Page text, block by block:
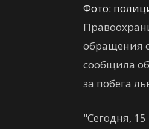
Фото:
обращения
сообщила
за побега
"Сегодня,